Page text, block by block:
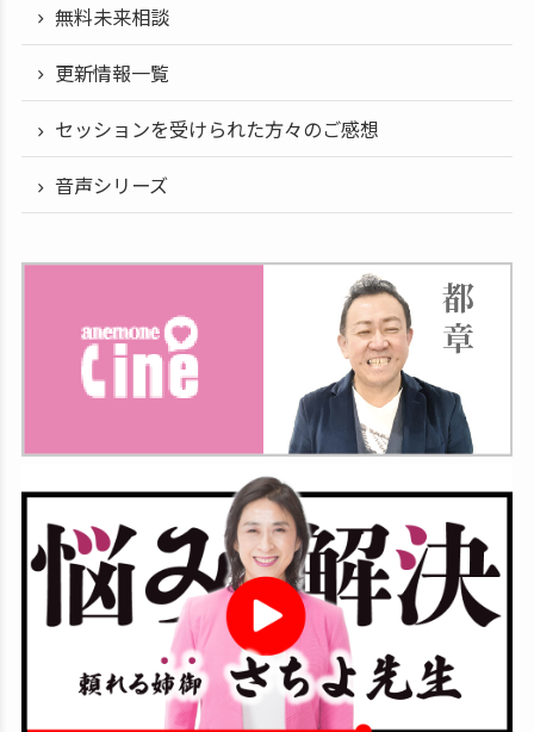
無料未来相談
更新情報一覧
セッションを受けられた方々のご感想
音声シリーズ